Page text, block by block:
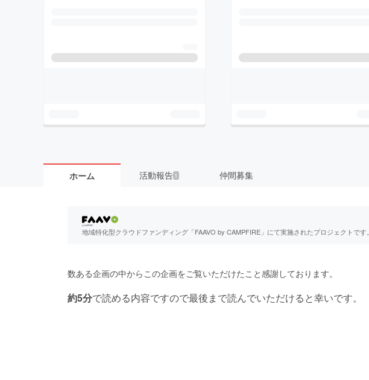
ホーム 活動報告 1 仲間募集
地域特化型クラウドファンディング「FAAVO by CAMPFIRE」にて実施されたプロジェクトです。
数ある企画の中からこの企画をご覧いただけたこと感謝しております。
約5分で読める内容ですので最後まで読んでいただけると幸いです。